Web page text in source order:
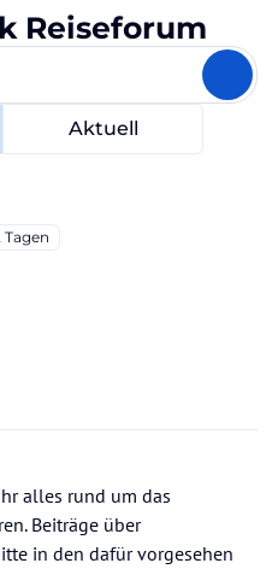
Reiseforum
Aktuell
Tagen
alles rund um das
Beiträge über
in den dafür vorgesehen